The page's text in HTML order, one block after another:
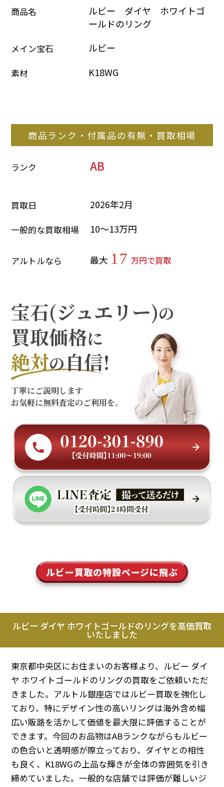
商品名
ルビー　ダイヤ　ホワイトゴ
ールドのリング
メイン宝石 ルビー
素材 K18WG
商品ランク・付属品の有無・買取相場
ランク AB
買取日 2026年2月
一般的な買取相場 10～13万円
アルトルなら 最大 17 万円で買取
宝石(ジュエリー)の
買取価格に
絶対の自信!
丁寧にご説明します
お気軽に無料査定のご利用を。
ルビー買取の特設ページに飛ぶ
ルビー ダイヤ ホワイトゴールドのリングを高価買取
いたしました
東京都中央区にお住まいのお客様より、ルビー ダイ
ヤ ホワイトゴールドのリングの買取をご依頼いただ
きました。アルトル銀座店ではルビー買取を強化し
ており、特にデザイン性の高いリングは海外含め幅
広い販路を活かして価値を最大限に評価することが
できます。今回のお品物はABランクながらもルビー
の色合いと透明感が際立っており、ダイヤとの相性
も良く、K18WGの上品な輝きが全体の雰囲気を引き
締めていました。一般的な店舗では評価が難しいジ